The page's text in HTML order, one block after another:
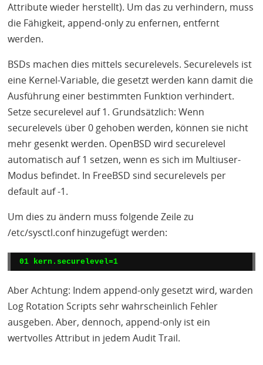
Attribute wieder herstellt). Um das zu verhindern, muss
die Fähigkeit, append-only zu enfernen, entfernt
werden.
BSDs machen dies mittels securelevels. Securelevels ist
eine Kernel-Variable, die gesetzt werden kann damit die
Ausführung einer bestimmten Funktion verhindert.
Setze securelevel auf 1. Grundsätzlich: Wenn
securelevels über 0 gehoben werden, können sie nicht
mehr gesenkt werden. OpenBSD wird securelevel
automatisch auf 1 setzen, wenn es sich im Multiuser-
Modus befindet. In FreeBSD sind securelevels per
default auf -1.
Um dies zu ändern muss folgende Zeile zu
/etc/sysctl.conf hinzugefügt werden:
01 kern.securelevel=1
Aber Achtung: Indem append-only gesetzt wird, warden
Log Rotation Scripts sehr wahrscheinlich Fehler
ausgeben. Aber, dennoch, append-only ist ein
wertvolles Attribut in jedem Audit Trail.